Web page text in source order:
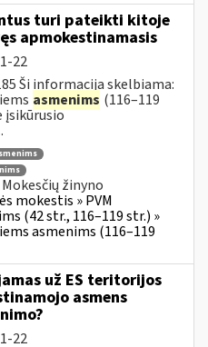
turi pateikti kitoje
apmokestinamasis
22
Ši informacija skelbiama:
asmenims (116–119
įsikūrusio
Mokesčių žinyno
mokestis » PVM
(42 str., 116–119 str.) »
asmenims (116–119
už ES teritorijos
asmens
22